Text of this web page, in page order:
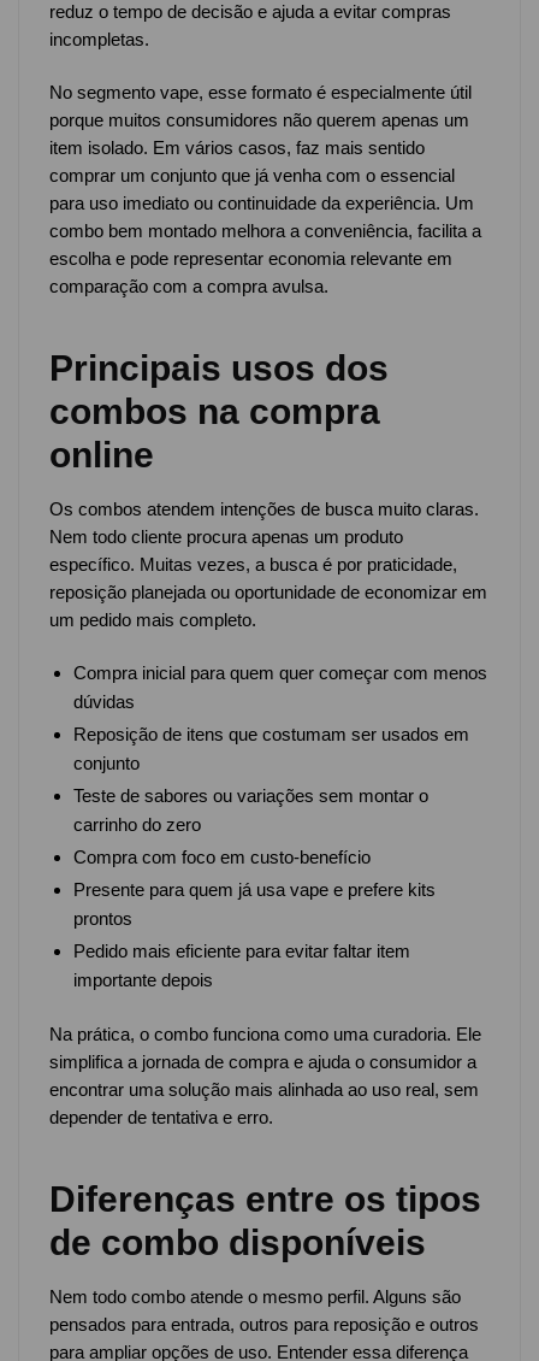
reduz o tempo de decisão e ajuda a evitar compras
incompletas.
No segmento vape, esse formato é especialmente útil
porque muitos consumidores não querem apenas um
item isolado. Em vários casos, faz mais sentido
comprar um conjunto que já venha com o essencial
para uso imediato ou continuidade da experiência. Um
combo bem montado melhora a conveniência, facilita a
escolha e pode representar economia relevante em
comparação com a compra avulsa.
Principais usos dos
combos na compra
online
Os combos atendem intenções de busca muito claras.
Nem todo cliente procura apenas um produto
específico. Muitas vezes, a busca é por praticidade,
reposição planejada ou oportunidade de economizar em
um pedido mais completo.
Compra inicial para quem quer começar com menos
dúvidas
Reposição de itens que costumam ser usados em
conjunto
Teste de sabores ou variações sem montar o
carrinho do zero
Compra com foco em custo-benefício
Presente para quem já usa vape e prefere kits
prontos
Pedido mais eficiente para evitar faltar item
importante depois
Na prática, o combo funciona como uma curadoria. Ele
simplifica a jornada de compra e ajuda o consumidor a
encontrar uma solução mais alinhada ao uso real, sem
depender de tentativa e erro.
Diferenças entre os tipos
de combo disponíveis
Nem todo combo atende o mesmo perfil. Alguns são
pensados para entrada, outros para reposição e outros
para ampliar opções de uso. Entender essa diferença